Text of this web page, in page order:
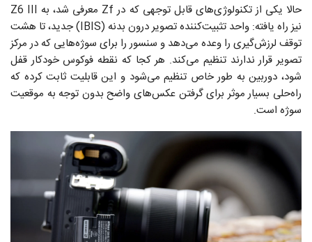
حالا یکی از تکنولوژی‌های قابل توجهی که در Zf معرفی شد، به Z6 III
نیز راه یافته: واحد تثبیت‌کننده تصویر درون بدنه (IBIS) جدید، تا هشت
توقف لرزش‌گیری را وعده می‌دهد و سنسور را برای سوژه‌هایی که در مرکز
تصویر قرار ندارند تنظیم می‌کند. هر کجا که نقطه فوکوس خودکار قفل
شود، دوربین به طور خاص تنظیم می‌شود و این قابلیت ثابت کرده که
راه‌حلی بسیار موثر برای گرفتن عکس‌های واضح بدون توجه به موقعیت
سوژه است.